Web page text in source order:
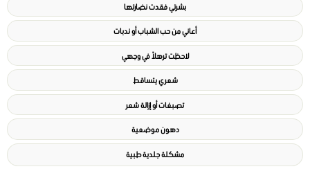
بشرتي فقدت نضارتها
أعاني من حب الشباب أو ندبات
لاحظت ترهلاً في وجهي
شعري يتساقط
تصبغات أو إزالة شعر
دهون موضعية
مشكلة جلدية طبية